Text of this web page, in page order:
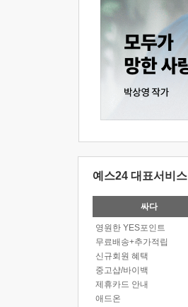
예스24 대표서비스
싸다
영원한 YES포인트
무료배송+추가적립
신규회원 혜택
중고샵/바이백
제휴카드 안내
애드온